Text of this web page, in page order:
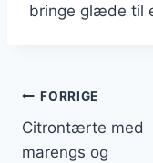
bringe glæde til
FORRIGE
Citrontærte med
marengs og